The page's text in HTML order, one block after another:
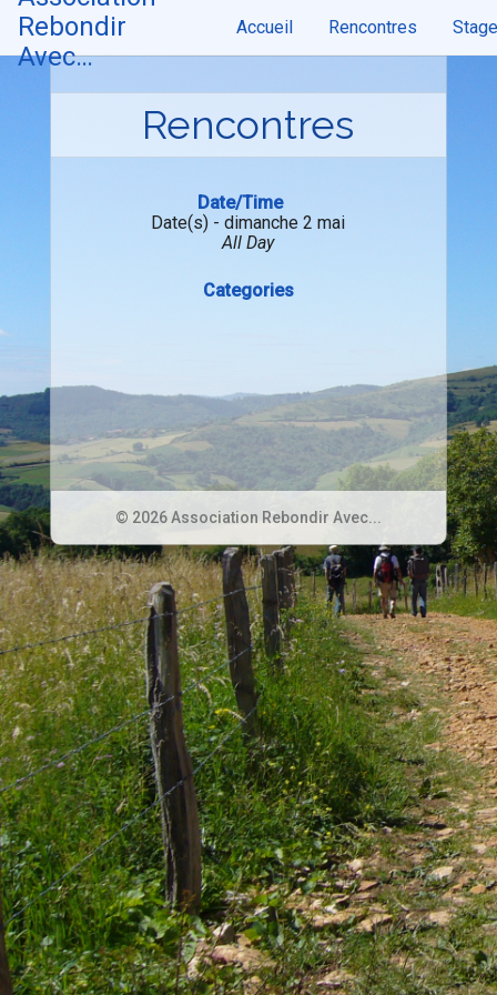
Skip
content
Rebondir
Avec…
Accueil Rencontres
Rencontres
Date/Time
Date(s) - dimanche 2 mai
All Day
Categories
© 2026 Association Rebondir Avec...